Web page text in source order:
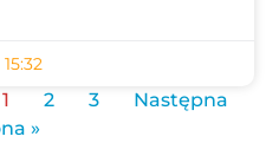
15:32
1 2 3
Następna
»